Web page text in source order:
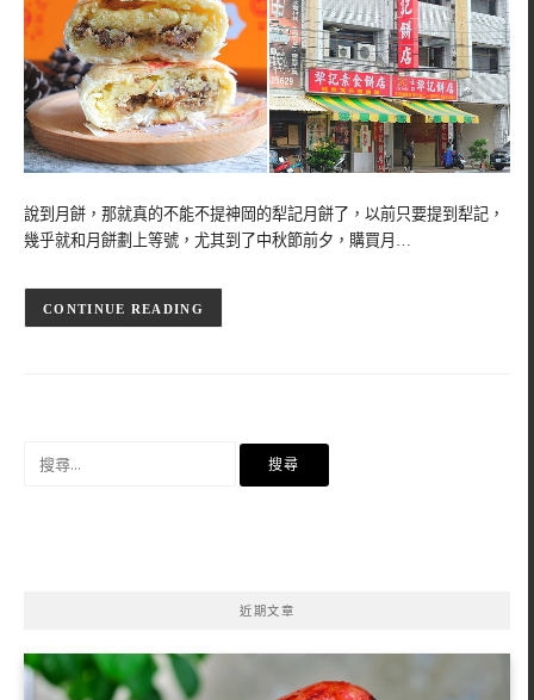
說到月餅，那就真的不能不提神岡的犁記月餅了，以前只要提到犁記，
幾乎就和月餅劃上等號，尤其到了中秋節前夕，購買月…
CONTINUE READING
近期文章